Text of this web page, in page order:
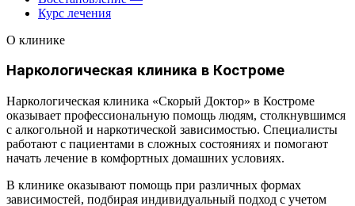
Курс лечения
О клинике
Наркологическая клиника в Костроме
Наркологическая клиника «Скорый Доктор» в Костроме
оказывает профессиональную помощь людям, столкнувшимся
с алкогольной и наркотической зависимостью. Специалисты
работают с пациентами в сложных состояниях и помогают
начать лечение в комфортных домашних условиях.
В клинике оказывают помощь при различных формах
зависимостей, подбирая индивидуальный подход с учетом